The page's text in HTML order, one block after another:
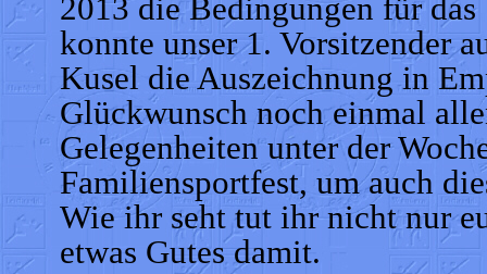
2013 die Bedingungen für
konnte unser 1. Vorsitzender
Kusel die Auszeichnung in
Glückwunsch noch einmal
Gelegenheiten unter der
Familiensportfest, um auch
Wie ihr seht tut ihr nicht nur
etwas Gutes damit.